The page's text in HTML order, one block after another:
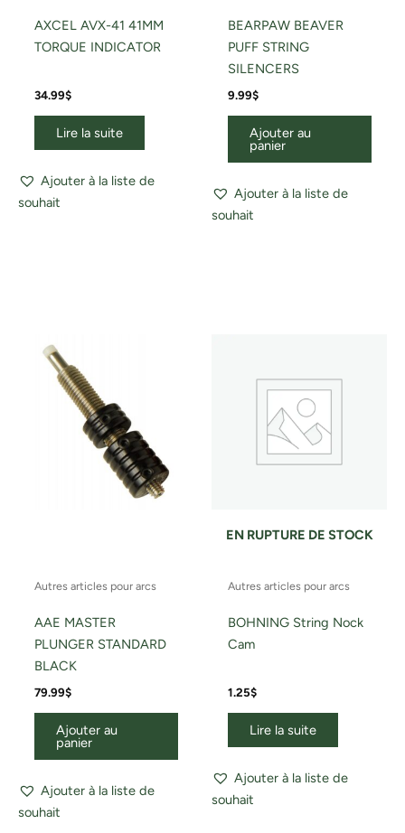
AXCEL AVX-41 41MM
TORQUE INDICATOR
34.99$
Lire la suite
Ajouter à la liste de
souhait
BEARPAW BEAVER
PUFF STRING
SILENCERS
9.99$
Ajouter au
panier
Ajouter à la liste de
souhait
Autres articles pour arcs
AAE MASTER
PLUNGER STANDARD
BLACK
79.99$
Ajouter au
panier
Ajouter à la liste de
souhait
EN RUPTURE DE STOCK
Autres articles pour arcs
BOHNING String Nock
Cam
1.25$
Lire la suite
Ajouter à la liste de
souhait